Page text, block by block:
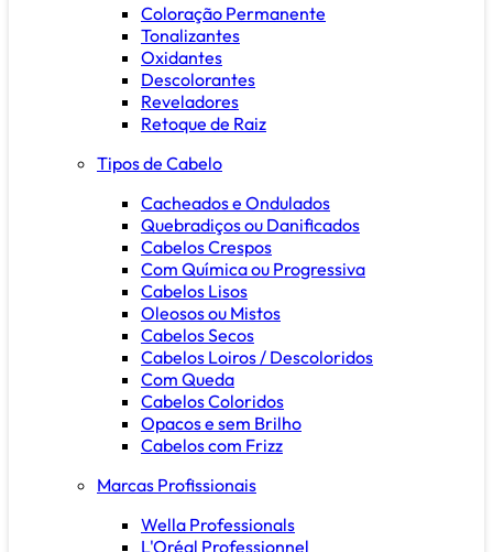
Coloração Permanente
Tonalizantes
Oxidantes
Descolorantes
Reveladores
Retoque de Raiz
Tipos de Cabelo
Cacheados e Ondulados
Quebradiços ou Danificados
Cabelos Crespos
Com Química ou Progressiva
Cabelos Lisos
Oleosos ou Mistos
Cabelos Secos
Cabelos Loiros / Descoloridos
Com Queda
Cabelos Coloridos
Opacos e sem Brilho
Cabelos com Frizz
Marcas Profissionais
Wella Professionals
L'Oréal Professionnel